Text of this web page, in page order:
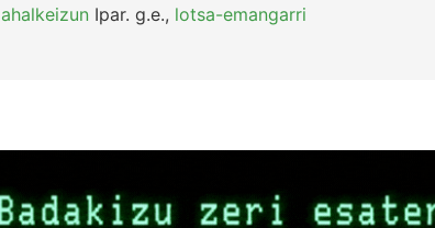
ahalkeizun Ipar. g.e., lotsa-emangarri